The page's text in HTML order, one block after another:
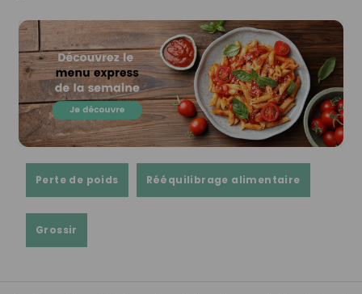
Perte de poids Rééquilibrage alimentaire
Grossir